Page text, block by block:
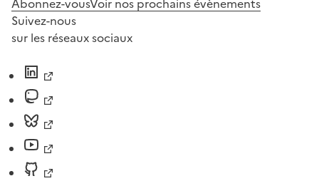
Suivez-nous
sur les réseaux sociaux